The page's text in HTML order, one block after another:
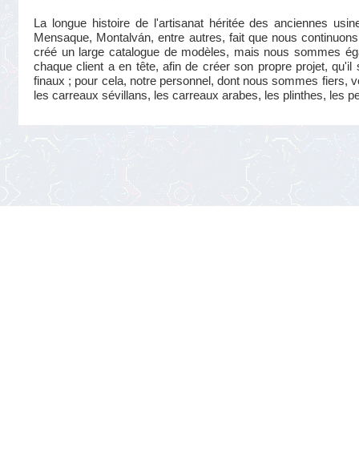
La longue histoire de l'artisanat héritée des anciennes
Mensaque, Montalván, entre autres, fait que nous
créé un large catalogue de modèles, mais nous sommes
chaque client a en tête, afin de créer son propre projet,
finaux ; pour cela, notre personnel, dont nous sommes fiers,
les carreaux sévillans, les carreaux arabes, les plinthes, les